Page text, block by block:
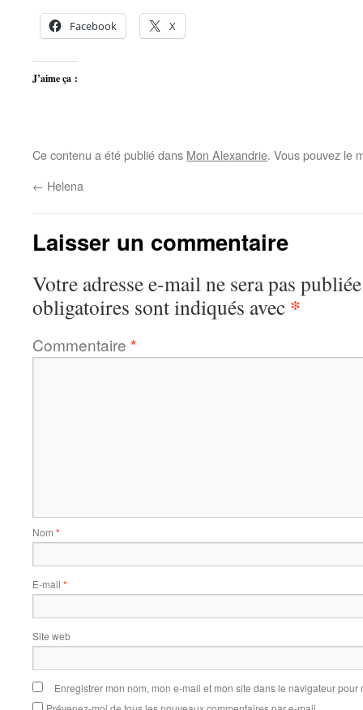
Facebook X
J’aime ça :
Ce contenu a été publié dans Mon Alexandrie. Vous pouvez le
← Helena
Laisser un commentaire
Votre adresse e-mail ne sera pas
obligatoires sont indiqués avec *
Commentaire *
Nom *
E-mail *
Site web
Enregistrer mon nom, mon e-mail et mon site dans le navigateur